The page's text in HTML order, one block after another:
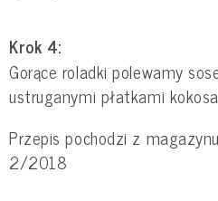
Krok 4:
Gorące roladki polewamy
ustruganymi płatkami
Przepis pochodzi z
2/2018